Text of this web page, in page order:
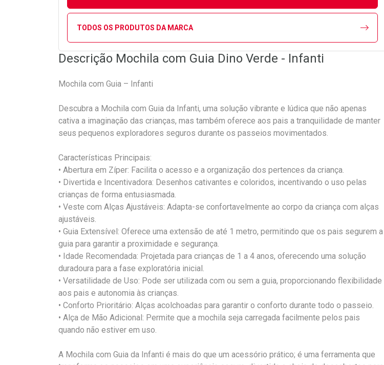
TODOS OS PRODUTOS DA MARCA
Descrição Mochila com Guia Dino Verde - Infanti
Mochila com Guia – Infanti
Descubra a Mochila com Guia da Infanti, uma solução vibrante e lúdica que não apenas
cativa a imaginação das crianças, mas também oferece aos pais a tranquilidade de manter
seus pequenos exploradores seguros durante os passeios movimentados.
Características Principais:
• Abertura em Zíper: Facilita o acesso e a organização dos pertences da criança.
• Divertida e Incentivadora: Desenhos cativantes e coloridos, incentivando o uso pelas
crianças de forma entusiasmada.
• Veste com Alças Ajustáveis: Adapta-se confortavelmente ao corpo da criança com alças
ajustáveis.
• Guia Extensível: Oferece uma extensão de até 1 metro, permitindo que os pais segurem a
guia para garantir a proximidade e segurança.
• Idade Recomendada: Projetada para crianças de 1 a 4 anos, oferecendo uma solução
duradoura para a fase exploratória inicial.
• Versatilidade de Uso: Pode ser utilizada com ou sem a guia, proporcionando flexibilidade
aos pais e autonomia às crianças.
• Conforto Prioritário: Alças acolchoadas para garantir o conforto durante todo o passeio.
• Alça de Mão Adicional: Permite que a mochila seja carregada facilmente pelos pais
quando não estiver em uso.
A Mochila com Guia da Infanti é mais do que um acessório prático; é uma ferramenta que